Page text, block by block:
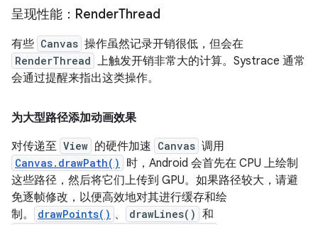
呈现性能：RenderThread
有些 Canvas 操作虽然记录开销很低，但会在
RenderThread 上触发开销非常大的计算。Systrace 通常
会通过提醒来指出这类操作。
为大型路径添加动画效果
对传递至 View 的硬件加速 Canvas 调用
Canvas.drawPath()
时，Android 会首先在 CPU 上绘制
这些路径，然后将它们上传到 GPU。如果路径较大，请避
免逐帧修改，以便高效地对其进行缓存和绘
制。
drawPoints() 、 drawLines() 和